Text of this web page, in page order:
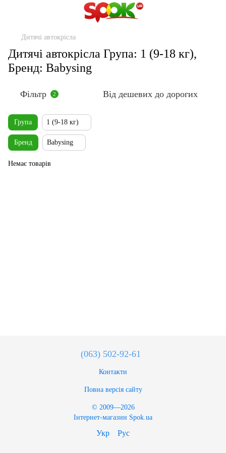
Дитячі автокрісла
Дитячі автокрісла Група: 1 (9-18 кг),
Бренд: Babysing
Фільтр 2 Від дешевих до дорогих
Група 1 (9-18 кг)
Бренд Babysing
Немає товарів
(063) 502-92-61
Контакти
Повна версія сайту
© 2009—2026
Інтернет-магазин Spok.ua
Укр Рус